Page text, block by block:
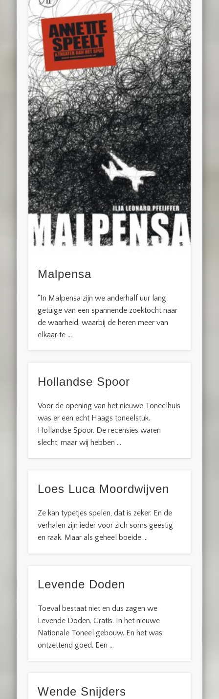
Malpensa
“In Malpensa zijn we anderhalf uur lang
getuige van een spannende zoektocht naar
de waarheid, waarbij de heren meer van
elkaar te …
Hollandse Spoor
Voor de opening van het nieuwe Toneelhuis
was er een echt Haags toneelstuk.
Hollandse Spoor. De recensies waren
slecht, maar wij hebben …
Loes Luca Moordwijven
Ze kan typetjes spelen, dat is zeker. En de
verhalen zijn ieder voor zich soms geestig
en raak. Maar als geheel boeide …
Levende Doden
Toeval bestaat niet en dus zagen we
Levende Doden. Gratis. In het nieuwe
Nationale Toneel gebouw. En het was
ontzettend goed. Een …
Wende Snijders